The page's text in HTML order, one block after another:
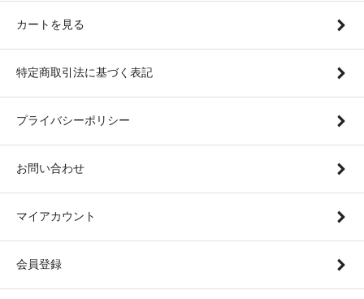
カートを見る
特定商取引法に基づく表記
プライバシーポリシー
お問い合わせ
マイアカウント
会員登録